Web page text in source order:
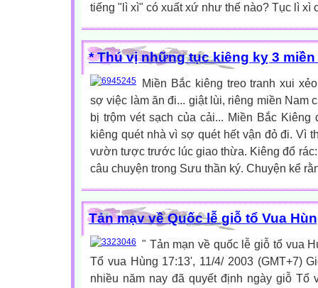
tiếng "lì xì" có xuất xứ như thế nào? Tục lì xì
* Thú vị những tục kiêng kỵ 3 miền
Miền Bắc kiêng treo tranh xui
sợ việc làm ăn đi... giật lùi, riêng miền Nam
bị trộm vét sạch của cải... Miền Bắc Kiêng
kiêng quét nhà vì sợ quét hết vận đỏ đi. Vì
vườn tược trước lúc giao thừa. Kiêng đổ
câu chuyện trong Sưu thần ký. Chuyện kể
Tản mạv về Quốc lễ giỗ tổ Vua
" Tản mạn về quốc lễ giỗ tổ vua
Tổ vua Hùng 17:13', 11/4/ 2003 (GMT+7)
nhiều năm nay đã quyết định ngày giỗ Tổ